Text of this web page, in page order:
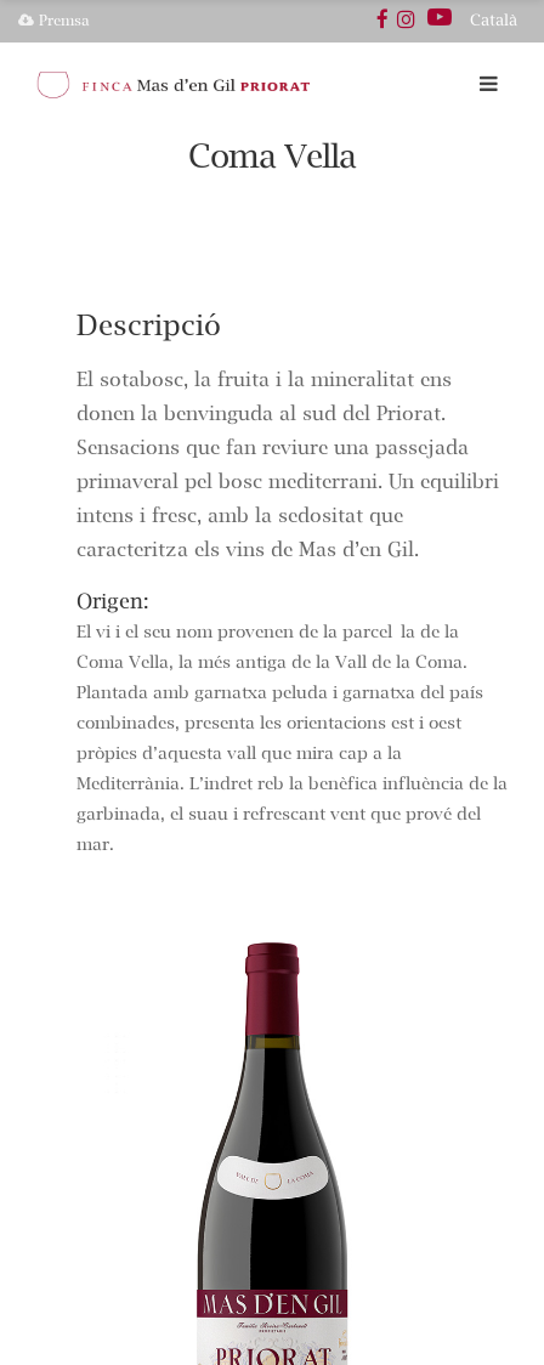
Català
Premsa
Coma Vella
Descripció
El sotabosc, la fruita i la mineralitat ens
donen la benvinguda al sud del Priorat.
Sensacions que fan reviure una passejada
primaveral pel bosc mediterrani. Un equilibri
intens i fresc, amb la sedositat que
caracteritza els vins de Mas d’en Gil.
Origen:
El vi i el seu nom provenen de la parcel·la de la
Coma Vella, la més antiga de la Vall de la Coma.
Plantada amb garnatxa peluda i garnatxa del país
combinades, presenta les orientacions est i oest
pròpies d’aquesta vall que mira cap a la
Mediterrània. L’indret reb la benèfica influència de la
garbinada, el suau i refrescant vent que prové del
mar.